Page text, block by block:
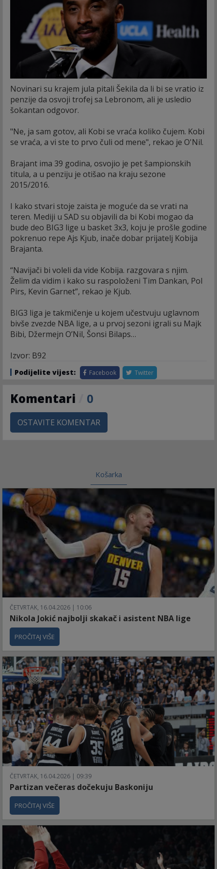
Novinari su krajem jula pitali Šekila da li bi se vratio iz
penzije da osvoji trofej sa Lebronom, ali je usledio
šokantan odgovor.
"Ne, ja sam gotov, ali Kobi se vraća koliko čujem. Kobi
se vraća, a vi ste to prvo čuli od mene", rekao je O'Nil.
Brajant ima 39 godina, osvojio je pet šampionskih
titula, a u penziju je otišao na kraju sezone
2015/2016.
I kako stvari stoje zaista je moguće da se vrati na
teren. Mediji u SAD su objavili da bi Kobi mogao da
bude deo BIG3 lige u basket 3x3, koju je prošle godine
pokrenuo repe Ajs Kjub, inače dobar prijatelj Kobija
Brajanta.
“Navijači bi voleli da vide Kobija. razgovara s njim.
Želim da vidim i kako su raspoloženi Tim Dankan, Pol
Pirs, Kevin Garnet”, rekao je Kjub.
BIG3 liga je takmičenje u kojem učestvuju uglavnom
bivše zvezde NBA lige, a u prvoj sezoni igrali su Majk
Bibi, Džermejn O’Nil, Šonsi Bilaps…
Izvor: B92
Podijelite vijest: Facebook Twitter
Komentari 0
OSTAVITE KOMENTAR
Košarka
ČETVRTAK, 16.04.2026 | 10:06
Nikola Jokić najbolji skakač i asistent NBA lige
PROČITAJ VIŠE
ČETVRTAK, 16.04.2026 | 09:39
Partizan večeras dočekuju Baskoniju
PROČITAJ VIŠE